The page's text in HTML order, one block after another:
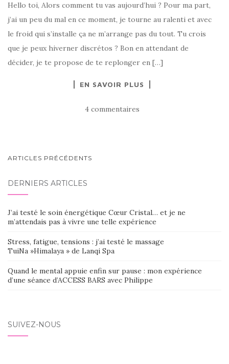
Hello toi, Alors comment tu vas aujourd’hui ? Pour ma part,
j’ai un peu du mal en ce moment, je tourne au ralenti et avec
le froid qui s’installe ça ne m’arrange pas du tout. Tu crois
que je peux hiverner discrétos ? Bon en attendant de
décider, je te propose de te replonger en […]
EN SAVOIR PLUS
4 commentaires
NAVIGATION
SEIN
DES
ARTICLES
ARTICLES PRÉCÉDENTS
DERNIERS ARTICLES
J’ai testé le soin énergétique Cœur Cristal… et je ne
m’attendais pas à vivre une telle expérience
Stress, fatigue, tensions : j’ai testé le massage
TuiNa »Himalaya » de Lanqi Spa
Quand le mental appuie enfin sur pause : mon expérience
d’une séance d’ACCESS BARS avec Philippe
SUIVEZ-NOUS